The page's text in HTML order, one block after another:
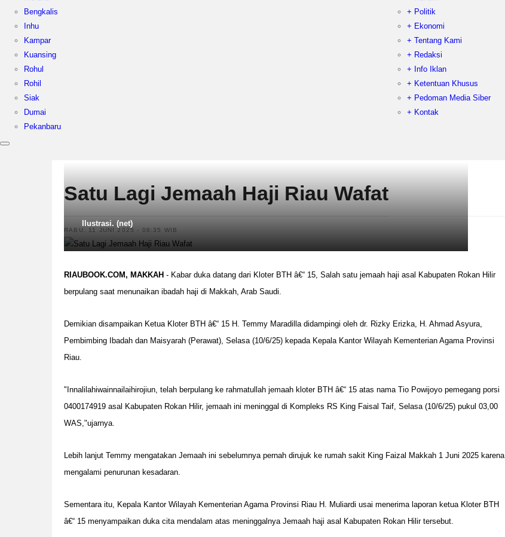
Bengkalis
Inhu
Kampar
Kuansing
Rohul
Rohil
Siak
Dumai
Pekanbaru
+ Politik
+ Ekonomi
+ Tentang Kami
+ Redaksi
+ Info Iklan
+ Ketentuan Khusus
+ Pedoman Media Siber
+ Kontak
Satu Lagi Jemaah Haji Riau Wafat
RABU, 11 JUNI 2025 - 08:35 WIB
Ilustrasi. (net)
RIAUBOOK.COM, MAKKAH - Kabar duka datang dari Kloter BTH â€“ 15, Salah satu jemaah haji asal Kabupaten Rokan Hilir
berpulang saat menunaikan ibadah haji di Makkah, Arab Saudi.
Demikian disampaikan Ketua Kloter BTH â€“ 15 H. Temmy Maradilla didampingi oleh dr. Rizky Erizka, H. Ahmad Asyura,
Pembimbing Ibadah dan Maisyarah (Perawat), Selasa (10/6/25) kepada Kepala Kantor Wilayah Kementerian Agama Provinsi
Riau.
"Innalilahiwainnailaihirojiun, telah berpulang ke rahmatullah jemaah kloter BTH â€“ 15 atas nama Tio Powijoyo pemegang porsi
0400174919 asal Kabupaten Rokan Hilir, jemaah ini meninggal di Kompleks RS King Faisal Taif, Selasa (10/6/25) pukul 03,00
WAS,"ujarnya.
Lebih lanjut Temmy mengatakan Jemaah ini sebelumnya pernah dirujuk ke rumah sakit King Faizal Makkah 1 Juni 2025 karena
mengalami penurunan kesadaran.
Sementara itu, Kepala Kantor Wilayah Kementerian Agama Provinsi Riau H. Muliardi usai menerima laporan ketua Kloter BTH
â€“ 15 menyampaikan duka cita mendalam atas meninggalnya Jemaah haji asal Kabupaten Rokan Hilir tersebut.